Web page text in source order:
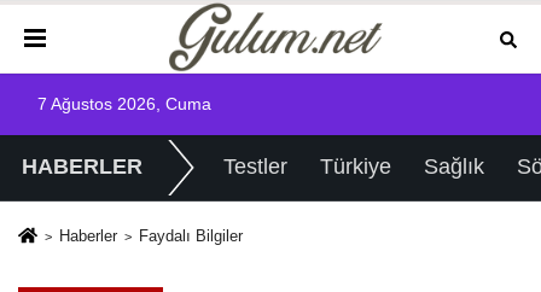
7 Ağustos 2026, Cuma
HABERLER Testler Türkiye Sağlık
Haberler Faydalı Bilgiler